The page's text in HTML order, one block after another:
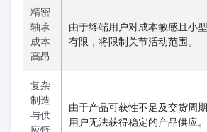
精密
轴承
成本
高昂
由于终端用户对成本敏感且小
有限，将限制关节活动范围。
复杂
制造
与供
由于产品可获性不足及交货周
用户无法获得稳定的产品供应。